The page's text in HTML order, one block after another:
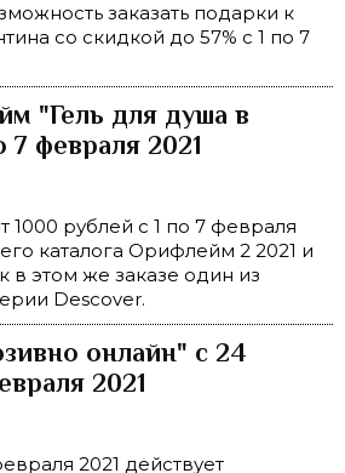
заказать подарки к
со скидкой до 57% с 1 по 7
"Гель для душа в
7 февраля 2021
1000 рублей с 1 по 7 февраля
каталога Орифлейм 2 2021 и
в этом же заказе один из
Descover.
онлайн" c 24
2021
2021 действует